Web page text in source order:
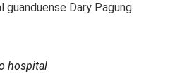
Dary Pagung.
hospital